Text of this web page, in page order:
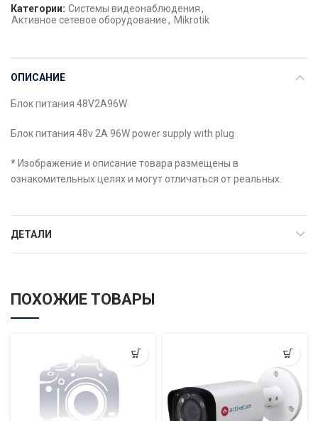
Категории: Системы видеонаблюдения,
Активное сетевое оборудование, Mikrotik
ОПИСАНИЕ
Блок питания 48V2A96W
Блок питания 48v 2A 96W power supply with plug
* Изображение и описание товара размещены в
ознакомительных целях и могут отличаться от реальных.
ДЕТАЛИ
ПОХОЖИЕ ТОВАРЫ